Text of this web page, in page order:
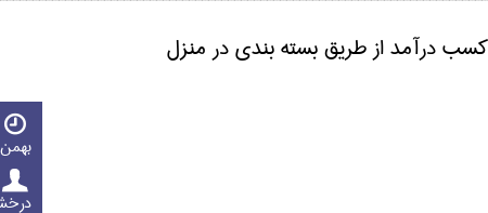
کسب درآمد از طریق بسته بندی در منزل
بهمن ۰۱ ۱۵:۴۳